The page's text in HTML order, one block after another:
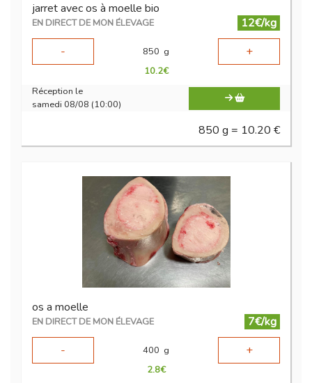
jarret avec os à moelle bio
EN DIRECT DE MON ÉLEVAGE
12€/kg
-
850 g +
10.2€
Réception le
samedi 08/08 (10:00)
850 g = 10.20 €
os a moelle
EN DIRECT DE MON ÉLEVAGE
7€/kg
-
400 g +
2.8€